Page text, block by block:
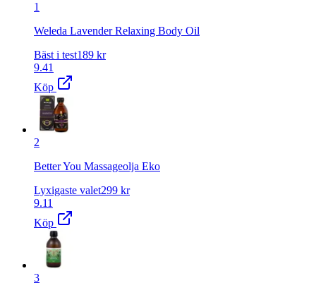
1
Weleda Lavender Relaxing Body Oil
Bäst i test189 kr
9.41
Köp
2
Better You Massageolja Eko
Lyxigaste valet299 kr
9.11
Köp
3